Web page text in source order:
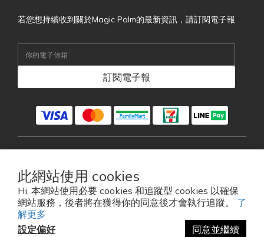
此網站使用 cookies
Hi, 本網站使用必要 cookies 和追蹤型 cookies 以確保
網站服務，後者將在獲得你的同意後才會執行追蹤。 了
解更多
設定偏好
同意並繼續
若您想持續收到關於Magic Palm的最新資訊，請訂閱電子報
訂閱電子報
2026 © VENOUS EYEWEAR CO., LTD.